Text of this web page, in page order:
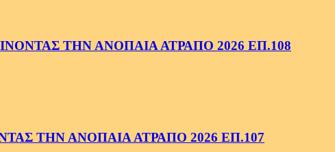
ΤΗΝ ΑΝΟΠΑΙΑ ΑΤΡΑΠΟ 2026 ΕΠ.108
ΤΗΝ ΑΝΟΠΑΙΑ ΑΤΡΑΠΟ 2026 ΕΠ.107